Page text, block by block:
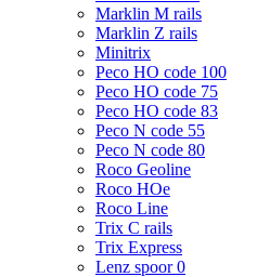
Marklin M rails
Marklin Z rails
Minitrix
Peco HO code 100
Peco HO code 75
Peco HO code 83
Peco N code 55
Peco N code 80
Roco Geoline
Roco HOe
Roco Line
Trix C rails
Trix Express
Lenz spoor 0